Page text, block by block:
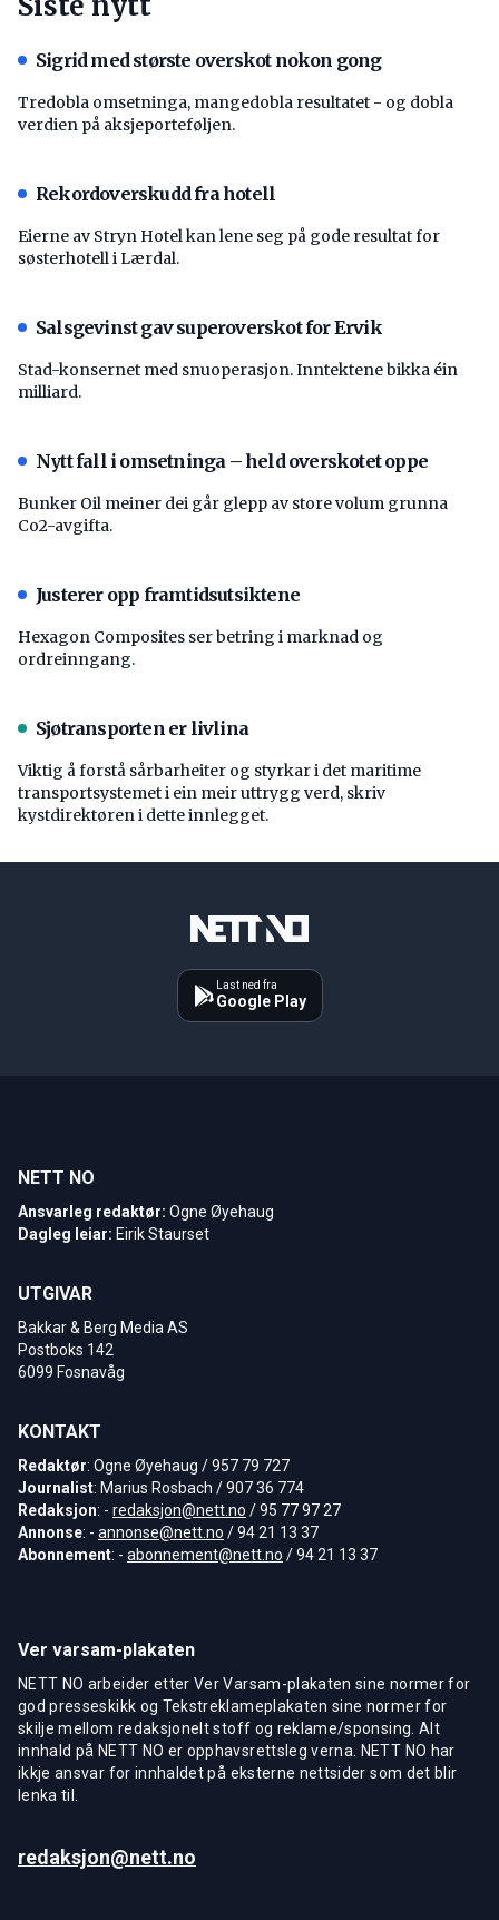
Sigrid med største overskot nokon gong
Tredobla omsetninga, mangedobla resultatet - og dobla
verdien på aksjeporteføljen.
Rekordoverskudd fra hotell
Eierne av Stryn Hotel kan lene seg på gode resultat for
søsterhotell i Lærdal.
Salsgevinst gav superoverskot for Ervik
Stad-konsernet med snuoperasjon. Inntektene bikka éin
milliard.
Nytt fall i omsetninga – held overskotet oppe
Bunker Oil meiner dei går glepp av store volum grunna
Co2-avgifta.
Justerer opp framtidsutsiktene
Hexagon Composites ser betring i marknad og
ordreinngang.
Sjøtransporten er livlina
Viktig å forstå ­sårbarheiter og styrkar i det maritime
transport­systemet i ein meir uttrygg verd, skriv
kystdirektøren i dette innlegget.
Last ned fra
Google Play
NETT NO
Ansvarleg redaktør: Ogne Øyehaug
Dagleg leiar: Eirik Staurset
UTGIVAR
Bakkar & Berg Media AS
Postboks 142
6099 Fosnavåg
KONTAKT
Redaktør: Ogne Øyehaug / 957 79 727
Journalist: Marius Rosbach / 907 36 774
Redaksjon: - redaksjon@nett.no / 95 77 97 27
Annonse: - annonse@nett.no / 94 21 13 37
Abonnement: - abonnement@nett.no / 94 21 13 37
Ver varsam-plakaten
NETT NO arbeider etter Ver Varsam-plakaten sine normer for
god presseskikk og Tekstreklameplakaten sine normer for
skilje mellom redaksjonelt stoff og reklame/sponsing. Alt
innhald på NETT NO er opphavsrettsleg verna. NETT NO har
ikkje ansvar for innhaldet på eksterne nettsider som det blir
lenka til.
redaksjon@nett.no